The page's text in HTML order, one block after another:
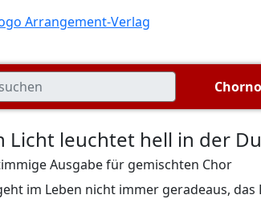
Licht leuchtet hell in der
Ausgabe für gemischten Chor
im Leben nicht immer geradeaus,